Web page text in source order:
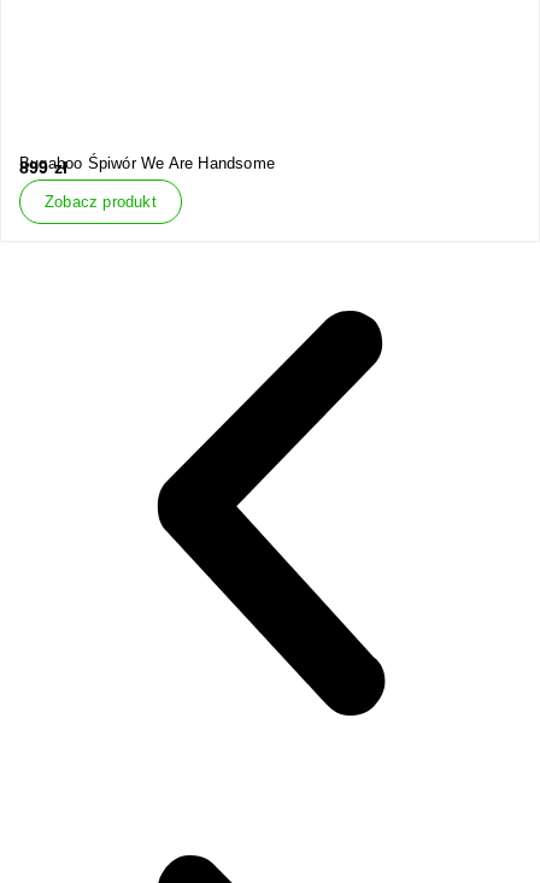
Bugaboo Śpiwór We Are Handsome
899zł
Zobacz produkt